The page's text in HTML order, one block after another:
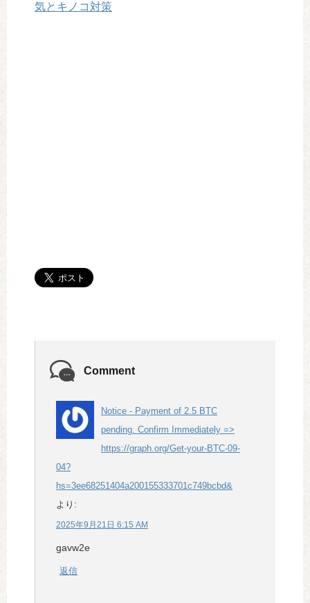
気とキノコ対策
Comment
Notice - Payment of 2.5 BTC
pending. Confirm Immediately =>
https://graph.org/Get-your-BTC-09-
04?
hs=3ee68251404a200155333701c749bcbd&
より:
2025年9月21日 6:15 AM
gavw2e
返信